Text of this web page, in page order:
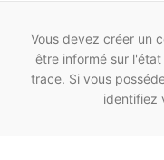
Vous devez créer un
être informé sur
trace. Si vous
identifiez